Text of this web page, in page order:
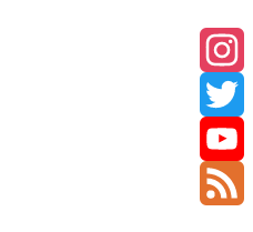
Instagram
Twitter
YouTube